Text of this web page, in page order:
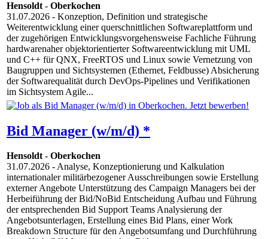
Hensoldt- Oberkochen
31.07.2026 - Konzeption, Definition und strategische
Weiterentwicklung einer querschnittlichen Softwareplattform und
der zugehörigen Entwicklungsvorgehensweise Fachliche Führung
hardwarenaher objektorientierter Softwareentwicklung mit UML
und C++ für QNX, FreeRTOS und Linux sowie Vernetzung von
Baugruppen und Sichtsystemen (Ethernet, Feldbusse) Absicherung
der Softwarequalität durch DevOps-Pipelines und Verifikationen
im Sichtsystem Agile...
Bid Manager (w/m/d) *
Hensoldt- Oberkochen
31.07.2026 - Analyse, Konzeptionierung und Kalkulation
internationaler militärbezogener Ausschreibungen sowie Erstellung
externer Angebote Unterstützung des Campaign Managers bei der
Herbeiführung der Bid/NoBid Entscheidung Aufbau und Führung
der entsprechenden Bid Support Teams Analysierung der
Angebotsunterlagen, Erstellung eines Bid Plans, einer Work
Breakdown Structure für den Angebotsumfang und Durchführung